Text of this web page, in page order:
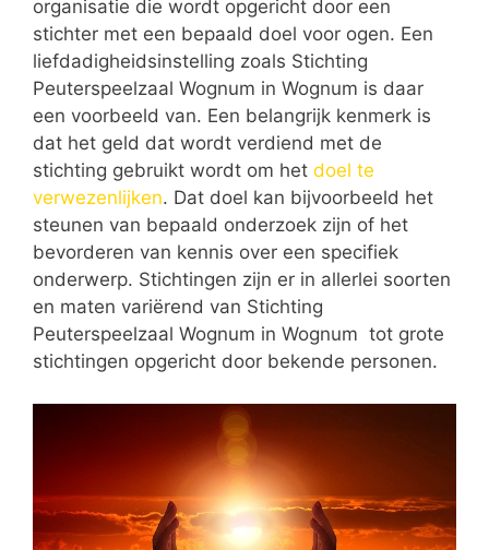
organisatie die wordt opgericht door een
stichter met een bepaald doel voor ogen. Een
liefdadigheidsinstelling zoals Stichting
Peuterspeelzaal Wognum in Wognum is daar
een voorbeeld van. Een belangrijk kenmerk is
dat het geld dat wordt verdiend met de
stichting gebruikt wordt om het doel te
verwezenlijken. Dat doel kan bijvoorbeeld het
steunen van bepaald onderzoek zijn of het
bevorderen van kennis over een specifiek
onderwerp. Stichtingen zijn er in allerlei soorten
en maten variërend van Stichting
Peuterspeelzaal Wognum in Wognum tot grote
stichtingen opgericht door bekende personen.